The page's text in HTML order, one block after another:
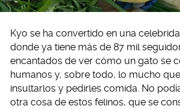
Kyo se ha convertido en una
donde ya tiene más de 87 mil
encantados de ver cómo un gato se
humanos y, sobre todo, lo mucho
insultarlos y pedirles comida. No
otra cosa de estos felinos, que se